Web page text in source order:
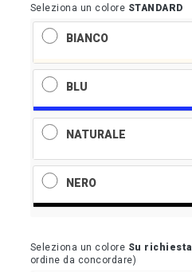
Seleziona un colore STANDARD
BIANCO
BLU
NATURALE
NERO
Seleziona un colore Su richiesta
ordine da concordare)